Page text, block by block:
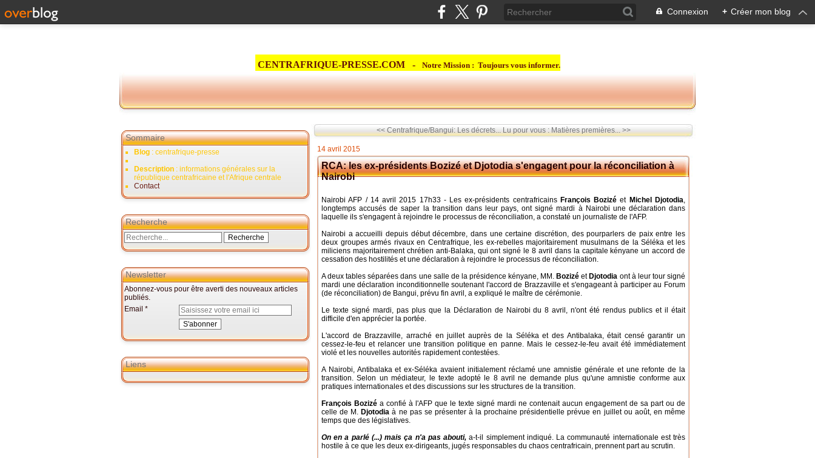
Connexion + Créer mon blog
CENTRAFRIQUE-PRESSE.COM - Notre Mission : Toujours vous informer.
Sommaire
Blog : centrafrique-presse
Description : informations générales sur la
république centrafricaine et l'Afrique centrale
Contact
Recherche
Newsletter
Abonnez-vous pour être averti des nouveaux articles
publiés.
Email
Liens
<< Centrafrique/Bangui: Les décrets... Lu pour vous : Matières premières... >>
14 avril 2015
RCA: les ex-présidents Bozizé et Djotodia s'engagent pour la réconciliation à
Nairobi
Nairobi AFP / 14 avril 2015 17h33 - Les ex-présidents centrafricains François Bozizé et Michel Djotodia,
longtemps accusés de saper la transition dans leur pays, ont signé mardi à Nairobi une déclaration dans
laquelle ils s'engagent à rejoindre le processus de réconciliation, a constaté un journaliste de l'AFP.
Nairobi a accueilli depuis début décembre, dans une certaine discrétion, des pourparlers de paix entre les
deux groupes armés rivaux en Centrafrique, les ex-rebelles majoritairement musulmans de la Séléka et les
miliciens majoritairement chrétien anti-Balaka, qui ont signé le 8 avril dans la capitale kényane un accord de
cessation des hostilités et une déclaration à rejoindre le processus de réconciliation.
A deux tables séparées dans une salle de la présidence kényane, MM. Bozizé et Djotodia ont à leur tour signé
mardi une déclaration inconditionnelle soutenant l'accord de Brazzaville et s'engageant à participer au Forum
(de réconciliation) de Bangui, prévu fin avril, a expliqué le maître de cérémonie.
Le texte signé mardi, pas plus que la Déclaration de Nairobi du 8 avril, n'ont été rendus publics et il était
difficile d'en apprécier la portée.
L'accord de Brazzaville, arraché en juillet auprès de la Séléka et des Antibalaka, était censé garantir un
cessez-le-feu et relancer une transition politique en panne. Mais le cessez-le-feu avait été immédiatement
violé et les nouvelles autorités rapidement contestées.
A Nairobi, Antibalaka et ex-Séléka avaient initialement réclamé une amnistie générale et une refonte de la
transition. Selon un médiateur, le texte adopté le 8 avril ne demande plus qu'une amnistie conforme aux
pratiques internationales et des discussions sur les structures de la transition.
François Bozizé a confié à l'AFP que le texte signé mardi ne contenait aucun engagement de sa part ou de
celle de M. Djotodia à ne pas se présenter à la prochaine présidentielle prévue en juillet ou août, en même
temps que des législatives.
On en a parlé (...) mais ça n'a pas abouti, a-t-il simplement indiqué. La communauté internationale est très
hostile à ce que les deux ex-dirigeants, jugés responsables du chaos centrafricain, prennent part au scrutin.